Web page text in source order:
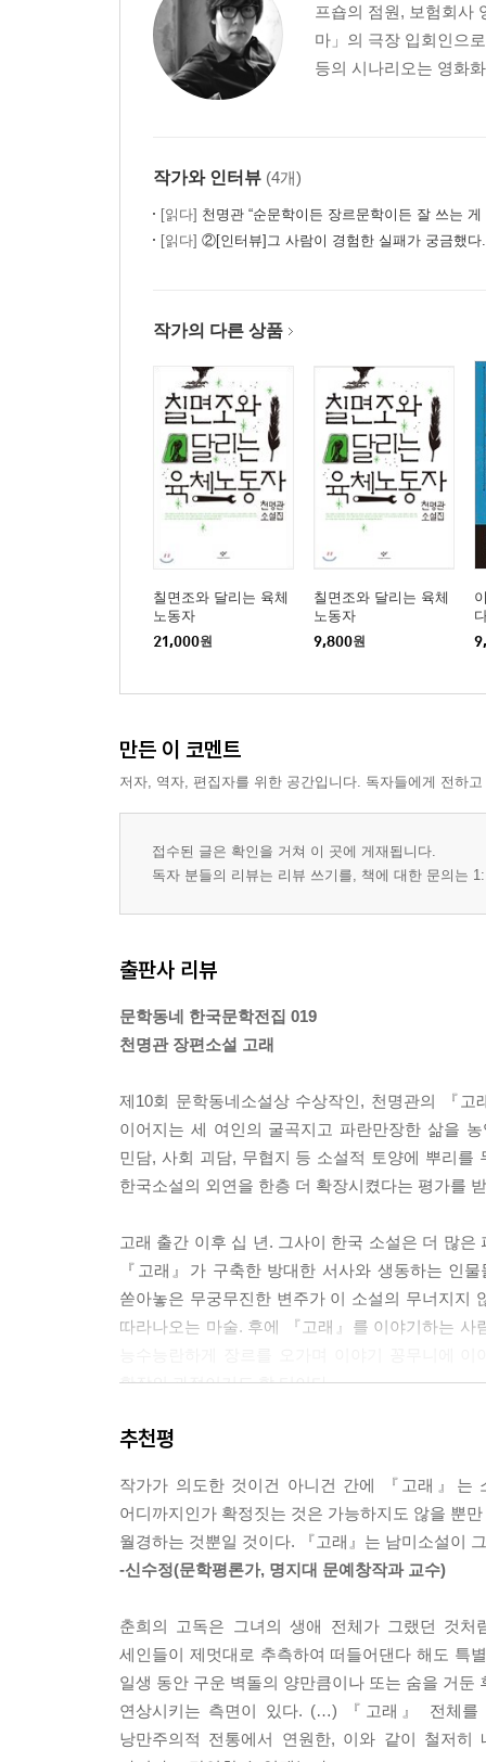
프숍의 점원, 보험회사
마」의 극장 입회인으
등의 시나리오는 영화
작가와 인터뷰 (4개)
[읽다] 천명관 “순문학이든 장르문학이든 잘 쓰는 게
[읽다] ②[인터뷰]그 사람이 경험한 실패가 궁금했다. -
작가의 다른 상품
칠면조와 달리는 육체
노동자
21,000원
칠면조와 달리는 육체
노동자
9,800원
만든 이 코멘트
저자, 역자, 편집자를 위한 공간입니다. 독자들에게 전하
접수된 글은 확인을 거쳐 이 곳에 게재됩니다.
독자 분들의 리뷰는 리뷰 쓰기를, 책에 대한 문의는
출판사 리뷰
문학동네 한국문학전집 019
천명관 장편소설 고래
제10회 문학동네소설상 수상작인, 천명관의 『고
이어지는 세 여인의 굴곡지고 파란만장한 삶을
민담, 사회 괴담, 무협지 등 소설적 토양에 뿌리
한국소설의 외연을 한층 더 확장시켰다는 평가를
고래 출간 이후 십 년. 그사이 한국 소설은 더 많
『고래』가 구축한 방대한 서사와 생동하는 인
쏟아놓은 무궁무진한 변주가 이 소설의 무너지지
따라나오는 마술. 후에 『고래』를 이야기하는
확장의 과정이기도 할 터이다.
『고래』는 단순히 색다른 모양새의 이야기들을
추천평
작가가 의도한 것이건 아니건 간에 『고래』는
어디까지인가 확정짓는 것은 가능하지도 않을 뿐
월경하는 것뿐일 것이다. 『고래』는 남미소설이
-신수정(문학평론가, 명지대 문예창작과 교수)
춘희의 고독은 그녀의 생애 전체가 그랬던 것
세인들이 제멋대로 추측하여 떠들어댄다 해도 특
일생 동안 구운 벽돌의 양만큼이나 또는 숨을 거
연상시키는 측면이 있다. (…) 『고래』 전체를
낭만주의적 전통에서 연원한, 이와 같이 철저